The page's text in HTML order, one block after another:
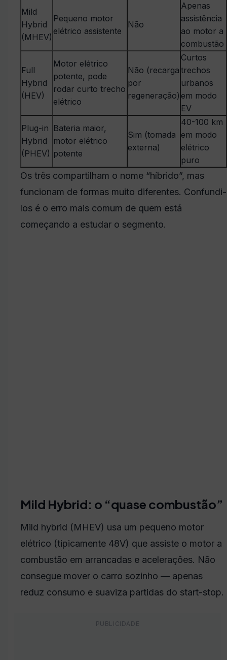
Mild
Hybrid
(MHEV)
Pequeno motor
elétrico assistente
Não
Apenas
assistência
ao motor a
combustão
Full
Hybrid
(HEV)
Motor elétrico
potente, pode
rodar curto trecho
elétrico
Não (recarga
por
regeneração)
Curtos
trechos
urbanos
em modo
EV
Plug-in
Hybrid
(PHEV)
Bateria maior,
motor elétrico
potente
Sim (tomada
externa)
40-100 km
em modo
elétrico
puro
Os três compartilham o nome “híbrido”, mas
funcionam de formas muito diferentes. Confundi-
los é o erro mais comum de quem está
começando a estudar o segmento.
Mild Hybrid: o “quase combustão”
Mild hybrid (MHEV) usa um pequeno motor
elétrico (tipicamente 48V) que assiste o motor a
combustão em arrancadas e acelerações. Não
consegue mover o carro sozinho — apenas
reduz consumo e suaviza partidas do start-stop.